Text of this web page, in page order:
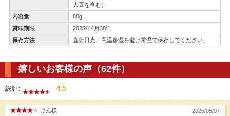
大豆を含む）
内容量
80g
賞味期限
2025年4月30日
保存方法
直射日光、高温多湿を避け常温で保存してください。
嬉しいお客様の声（62件）
総評: 4.5
けん様 2025/05/07